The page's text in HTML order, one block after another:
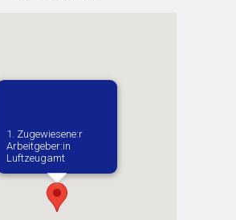
1. Zugewiesene:r
Arbeitgeber:in​
Luftzeugamt